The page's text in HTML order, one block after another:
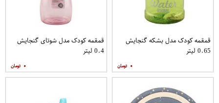
قمقمه کودک مدل بشکه گنجایش
0.65 لیتر
۰
قمقمه کودک مدل شوتای گنجایش
0.4 لیتر
۰